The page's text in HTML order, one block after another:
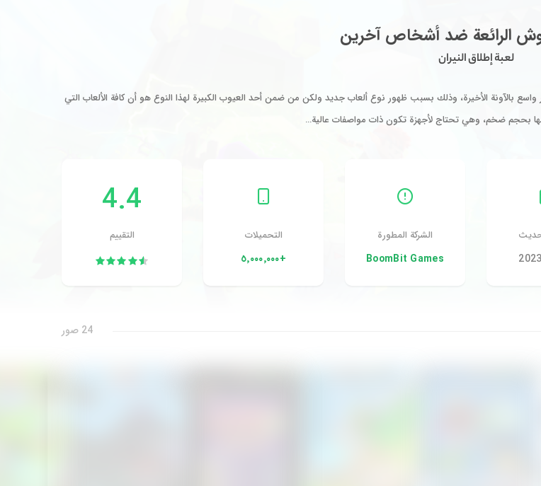
الرائعة ضد أشخاص آخرين
لعبة إطلاق النيران
واسع بالآونة الأخيرة، وذلك بسبب ظهور نوع ألعاب جديد ولكن من ضمن أحد العيوب الكبيرة لهذا النوع هو أن كافة الألعاب التي
بحجم ضخم، وهي تحتاج لأجهزة تكون ذات مواصفات عالية…
الشركة المطورة
BoomBit Games
التحميلات
+٥٬٠٠٠٬٠٠٠
4.4
التقييم
24 صور